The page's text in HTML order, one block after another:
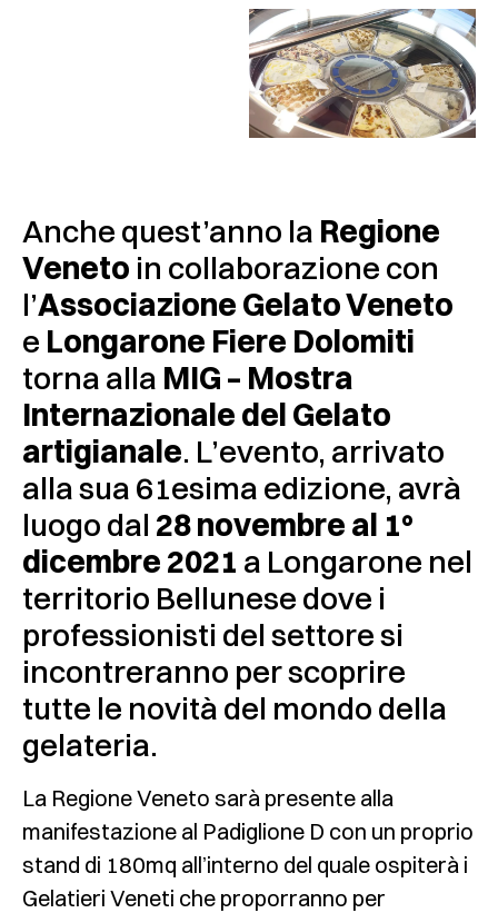
Anche quest’anno la Regione
Veneto in collaborazione con
l’Associazione Gelato Veneto
e Longarone Fiere Dolomiti
torna alla MIG – Mostra
Internazionale del Gelato
artigianale. L’evento, arrivato
alla sua 61esima edizione, avrà
luogo dal 28 novembre al 1°
dicembre 2021 a Longarone nel
territorio Bellunese dove i
professionisti del settore si
incontreranno per scoprire
tutte le novità del mondo della
gelateria.
La Regione Veneto sarà presente alla
manifestazione al Padiglione D con un proprio
stand di 180mq all’interno del quale ospiterà i
Gelatieri Veneti che proporranno per